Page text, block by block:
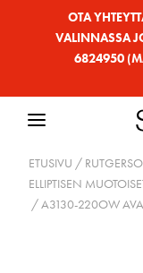
OTA
VALINNASSA
6824950
ETUSIVU /
ELLIPTISEN
/ A3130-220OW